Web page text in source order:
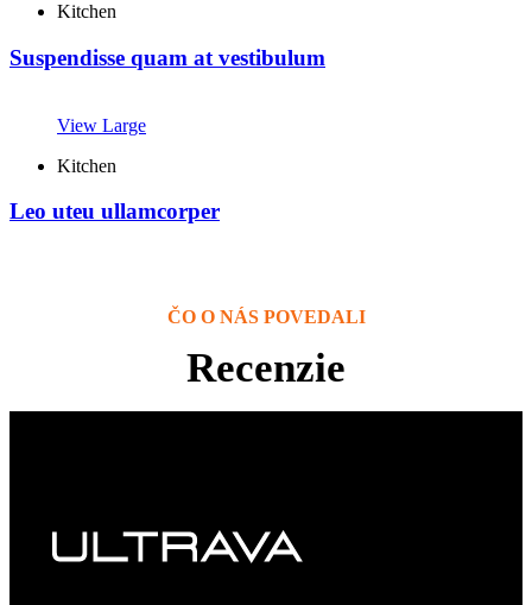
Kitchen
Suspendisse quam at vestibulum
View Large
Kitchen
Leo uteu ullamcorper
ČO O NÁS POVEDALI
Recenzie